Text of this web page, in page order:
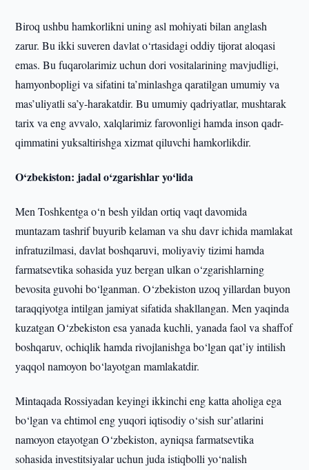
Biroq ushbu hamkorlikni uning asl mohiyati bilan anglash
zarur. Bu ikki suveren davlat o‘rtasidagi oddiy tijorat aloqasi
emas. Bu fuqarolarimiz uchun dori vositalarining mavjudligi,
hamyonbopligi va sifatini ta’minlashga qaratilgan umumiy va
mas’uliyatli sa’y-harakatdir. Bu umumiy qadriyatlar, mushtarak
tarix va eng avvalo, xalqlarimiz farovonligi hamda inson qadr-
qimmatini yuksaltirishga xizmat qiluvchi hamkorlikdir.
O‘zbekiston: jadal o‘zgarishlar yo‘lida
Men Toshkentga o‘n besh yildan ortiq vaqt davomida
muntazam tashrif buyurib kelaman va shu davr ichida mamlakat
infratuzilmasi, davlat boshqaruvi, moliyaviy tizimi hamda
farmatsevtika sohasida yuz bergan ulkan o‘zgarishlarning
bevosita guvohi bo‘lganman. O‘zbekiston uzoq yillardan buyon
taraqqiyotga intilgan jamiyat sifatida shakllangan. Men yaqinda
kuzatgan O‘zbekiston esa yanada kuchli, yanada faol va shaffof
boshqaruv, ochiqlik hamda rivojlanishga bo‘lgan qat’iy intilish
yaqqol namoyon bo‘layotgan mamlakatdir.
Mintaqada Rossiyadan keyingi ikkinchi eng katta aholiga ega
bo‘lgan va ehtimol eng yuqori iqtisodiy o‘sish sur’atlarini
namoyon etayotgan O‘zbekiston, ayniqsa farmatsevtika
sohasida investitsiyalar uchun juda istiqbolli yo‘nalish